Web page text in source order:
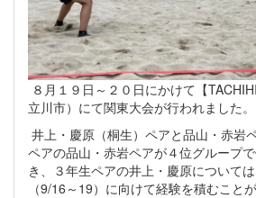
８月１９日～２０日にかけて【
立川市）にて関東大会が行われました。
井上・慶原（桐生）ペアと品山・赤岩
ペアの品山・赤岩ペアが４位グループ
き、３年生ペアの井上・慶原について
（9/16～19）に向けて経験を積むこと